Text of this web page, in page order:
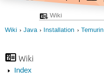
Wiki Java Installation Temurin
Wiki
Index